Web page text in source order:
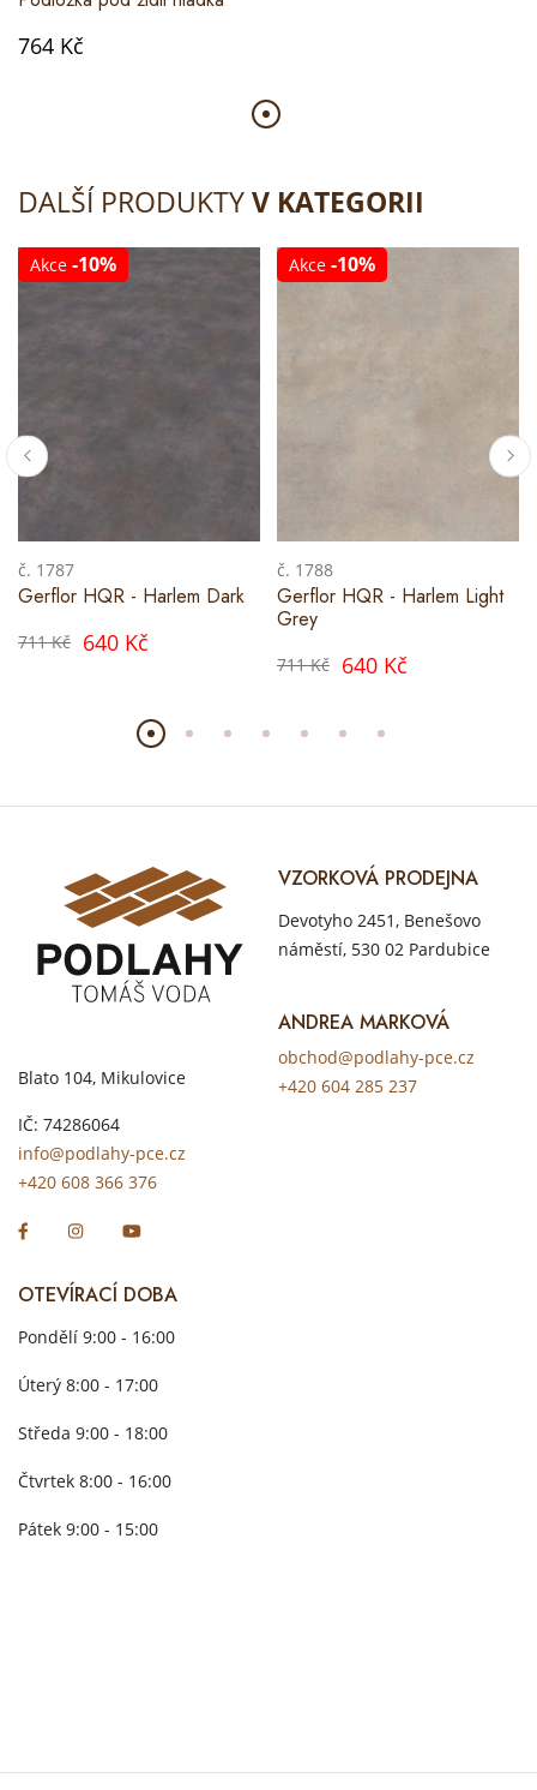
764 Kč
DALŠÍ PRODUKTYV KATEGORII
Akce -10%
č. 1787
Gerflor HQR - Harlem Dark
711 Kč 640 Kč
Akce -10%
č. 1788
Gerflor HQR - Harlem Light
Grey
711 Kč 640 Kč
Blato 104, Mikulovice
IČ: 74286064
info@podlahy-pce.cz
+420 608 366 376
VZORKOVÁ PRODEJNA
Devotyho 2451, Benešovo
náměstí, 530 02 Pardubice
ANDREA MARKOVÁ
obchod@podlahy-pce.cz
+420 604 285 237
OTEVÍRACÍ DOBA
Pondělí 9:00 - 16:00
Úterý 8:00 - 17:00
Středa 9:00 - 18:00
Čtvrtek 8:00 - 16:00
Pátek 9:00 - 15:00